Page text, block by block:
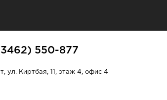
550-877
ул. Киртбая, 11, этаж 4, офис 4